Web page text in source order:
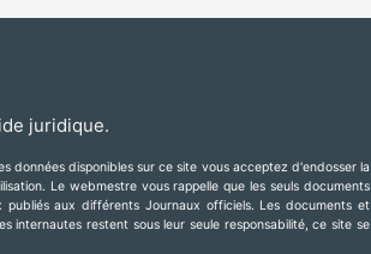
juridique.
données disponibles sur ce site vous acceptez d'endosser la
Le webmestre vous rappelle que les seuls documents
publiés aux différents Journaux officiels. Les documents et
internautes restent sous leur seule responsabilité, ce site se